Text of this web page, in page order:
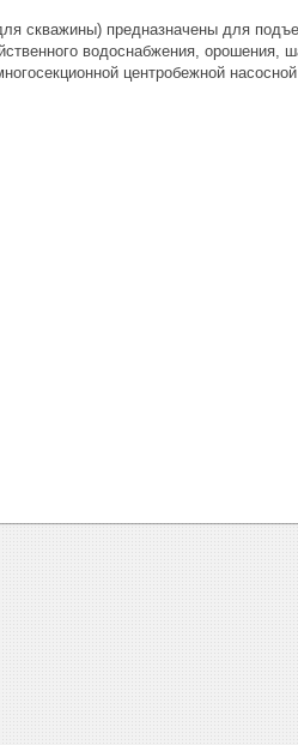
скважины) предназначены для
водоснабжения,
центробежной